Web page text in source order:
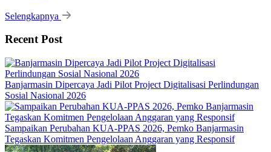
Selengkapnya
Recent Post
Banjarmasin Dipercaya Jadi Pilot Project Digitalisasi Perlindungan
Sosial Nasional 2026
Sampaikan Perubahan KUA-PPAS 2026, Pemko Banjarmasin
Tegaskan Komitmen Pengelolaan Anggaran yang Responsif